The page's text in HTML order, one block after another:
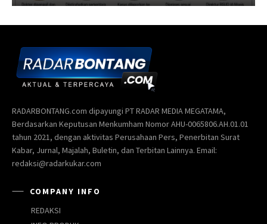
RADARBONTANG.com dipayungi PT RADAR MEDIA MEGATAMA,
Berdasarkan Keputusan Menkumham Nomor AHU-0065806.AH.01.01
tahun 2021, dengan aktivitas Perusahaan Pers, Penerbitan Surat
Kabar, Jurnal, Majalah, Buletin, dan Terbitan Lainnya. Email:
redaksi@radarkukar.com
COMPANY INFO
REDAKSI